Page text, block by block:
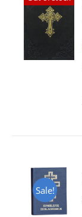
Sale!